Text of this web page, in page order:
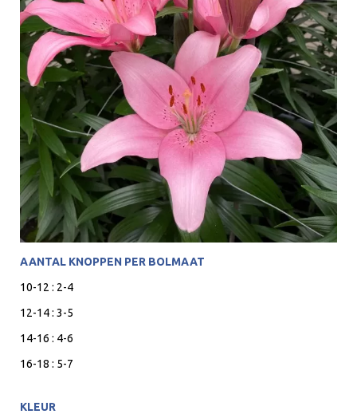
AANTAL KNOPPEN PER BOLMAAT
10-12 : 2-4
12-14 : 3-5
14-16 : 4-6
16-18 : 5-7
KLEUR